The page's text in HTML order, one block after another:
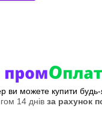
ви можете купити
14 днів за рахунок